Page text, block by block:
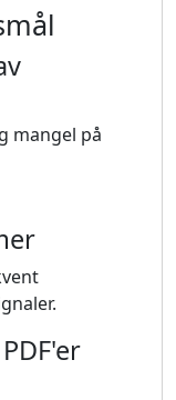
mangel på